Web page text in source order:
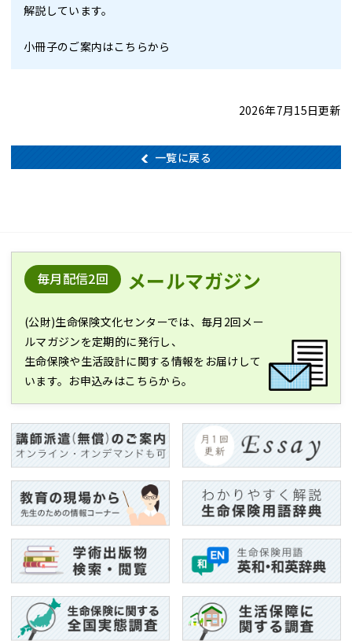
解説しています。
小冊子のご案内はこちらから
2026年7月15日更新
一覧に戻る
毎月配信2回 メールマガジン
(公財)生命保険文化センターでは、毎月2回メー
ルマガジンを定期的に発行し、
生命保険や生活設計に関する情報をお届けして
います。お申込みはこちらから。